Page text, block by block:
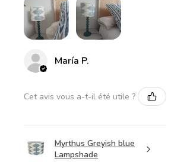
María P.
Cet avis vous a-t-il été utile ?
Myrthus Greyish blue
Lampshade